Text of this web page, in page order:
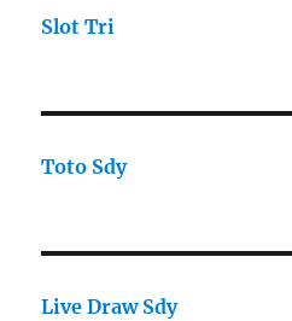
Slot Tri
Toto Sdy
Live Draw Sdy